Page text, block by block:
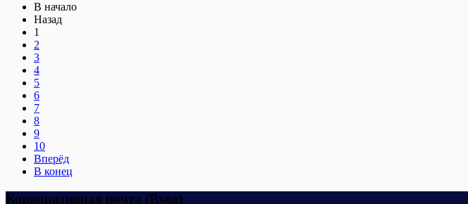
В начало
Назад
1
2
3
4
5
6
7
8
9
10
Вперёд
В конец
Корпоративная почта (Вход)